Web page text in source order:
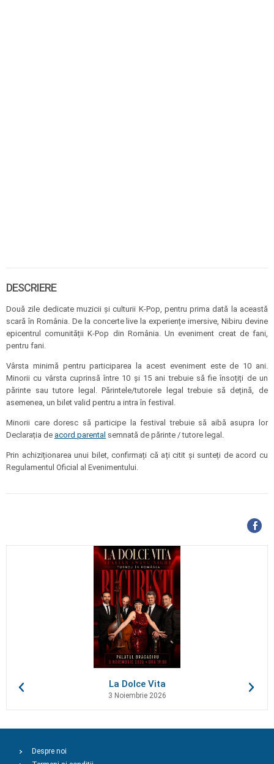
DESCRIERE
Două zile dedicate muzicii și culturii K-Pop, pentru prima dată la această
scară în România. De la concerte live la experiențe imersive, Nibiru devine
epicentrul comunității K-Pop din România. Un eveniment creat de fani,
pentru fani.
Vârsta minimă pentru participarea la acest eveniment este de 10 ani.
Minorii cu vârsta cuprinsă între 10 și 15 ani trebuie să fie însoțiți de un
părinte sau tutore legal. Părintele/tutorele legal trebuie să dețină, de
asemenea, un bilet valid pentru a intra în festival.
Minorii care doresc să participe la festival trebuie să aibă asupra lor
Declarația de acord parental semnată de părinte / tutore legal.
Prin achiziționarea unui bilet, confirmați că ați citit și sunteți de acord cu
Regulamentul Oficial al Evenimentului.
La Dolce Vita
3 Noiembrie 2026
Despre noi